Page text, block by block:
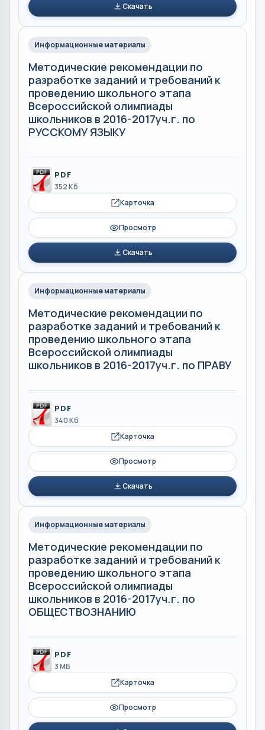
Скачать
Информационные материалы
Методические рекомендации по
разработке заданий и требований к
проведению школьного этапа
Всероссийской олимпиады
школьников в 2016-2017уч.г. по
РУССКОМУ ЯЗЫКУ
PDF
352 Кб
Карточка
Просмотр
Скачать
Информационные материалы
Методические рекомендации по
разработке заданий и требований к
проведению школьного этапа
Всероссийской олимпиады
школьников в 2016-2017уч.г. по ПРАВУ
PDF
340 Кб
Карточка
Просмотр
Скачать
Информационные материалы
Методические рекомендации по
разработке заданий и требований к
проведению школьного этапа
Всероссийской олимпиады
школьников в 2016-2017уч.г. по
ОБЩЕСТВОЗНАНИЮ
PDF
3 МБ
Карточка
Просмотр